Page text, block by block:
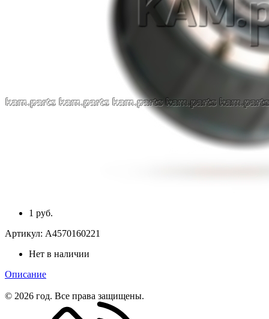
1 руб.
Артикул: A4570160221
Нет в наличии
Описание
© 2026 год. Все права защищены.